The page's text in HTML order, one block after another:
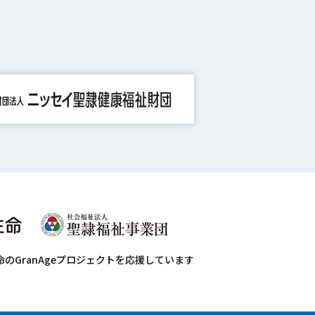
のGranAgeプロジェクトを応援しています